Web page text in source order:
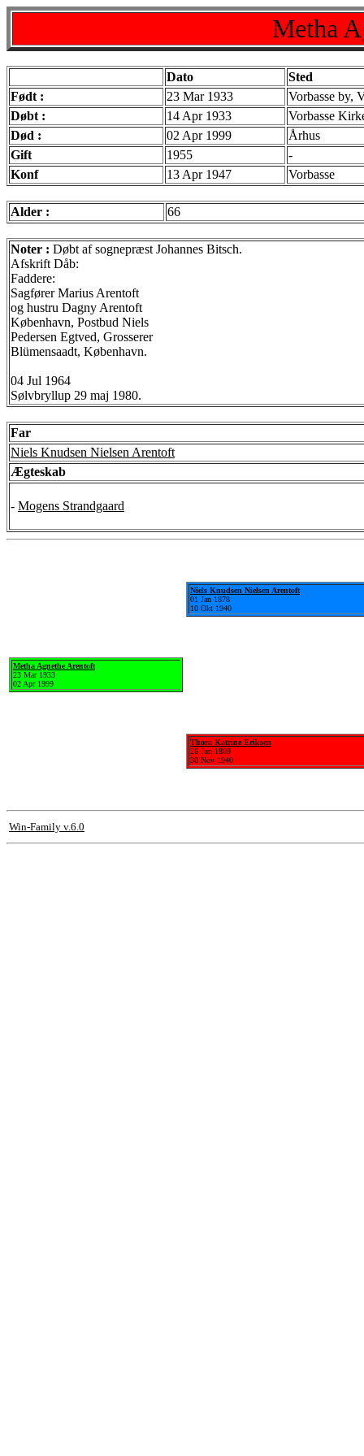
Metha
Dato
Sted
Født :
23 Mar 1933
Vorbasse by,
Døbt :
14 Apr 1933
Vorbasse
Død :
02 Apr 1999
Århus
Gift
1955
-
Konf
13 Apr 1947 Vorbasse
Alder : 66
Noter : Døbt af sognepræst Johannes Bitsch.
Afskrift Dåb:
Faddere:
Sagfører Marius Arentoft
og hustru Dagny Arentoft
København, Postbud Niels
Pedersen Egtved, Grosserer
Blümensaadt, København.
04 Jul 1964
Sølvbryllup 29 maj 1980.
Far
Niels Knudsen Nielsen Arentoft
Ægteskab
- Mogens Strandgaard
Metha Agnethe Arentoft
23 Mar 1933
02 Apr 1999
Niels Knudsen Nielsen Arentoft
01 Jan 1878
10 Okt 1940
Thora Katrine Eriksen
26 Jun 1889
30 Nov 1940
Win-Family v.6.0